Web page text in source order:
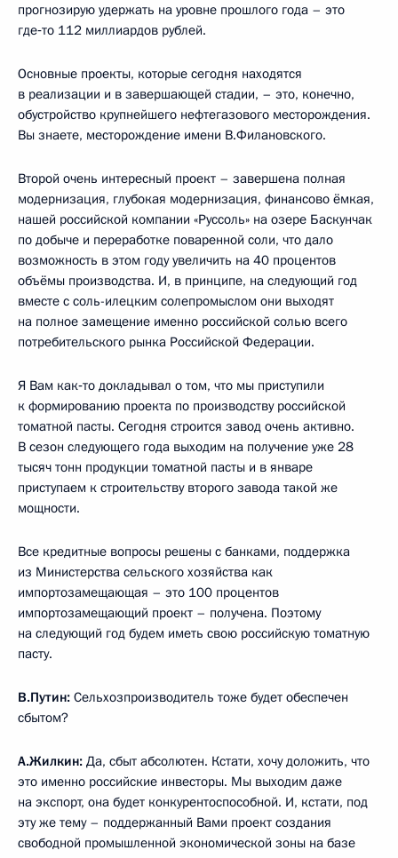
прогнозирую удержать на уровне прошлого года – это
где‑то 112 миллиардов рублей.
Основные проекты, которые сегодня находятся
в реализации и в завершающей стадии, – это, конечно,
обустройство крупнейшего нефтегазового месторождения.
Вы знаете, месторождение имени В.Филановского.
Второй очень интересный проект – завершена полная
модернизация, глубокая модернизация, финансово ёмкая,
нашей российской компании «Руссоль» на озере Баскунчак
по добыче и переработке поваренной соли, что дало
возможность в этом году увеличить на 40 процентов
объёмы производства. И, в принципе, на следующий год
вместе с соль-илецким солепромыслом они выходят
на полное замещение именно российской солью всего
потребительского рынка Российской Федерации.
Я Вам как‑то докладывал о том, что мы приступили
к формированию проекта по производству российской
томатной пасты. Сегодня строится завод очень активно.
В сезон следующего года выходим на получение уже 28
тысяч тонн продукции томатной пасты и в январе
приступаем к строительству второго завода такой же
мощности.
Все кредитные вопросы решены с банками, поддержка
из Министерства сельского хозяйства как
импортозамещающая – это 100 процентов
импортозамещающий проект – получена. Поэтому
на следующий год будем иметь свою российскую томатную
пасту.
В.Путин: Сельхозпроизводитель тоже будет обеспечен
сбытом?
А.Жилкин: Да, сбыт абсолютен. Кстати, хочу доложить, что
это именно российские инвесторы. Мы выходим даже
на экспорт, она будет конкурентоспособной. И, кстати, под
эту же тему – поддержанный Вами проект создания
свободной промышленной экономической зоны на базе